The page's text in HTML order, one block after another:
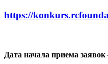
https://
Дата начала приема